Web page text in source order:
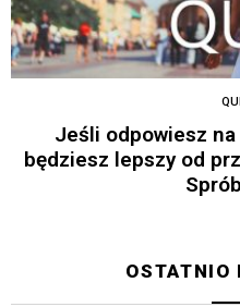
Jeśli odpowiesz na
będziesz lepszy od
OSTATNIO